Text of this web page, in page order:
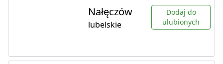
Nałęczów
lubelskie
Dodaj do
ulubionych